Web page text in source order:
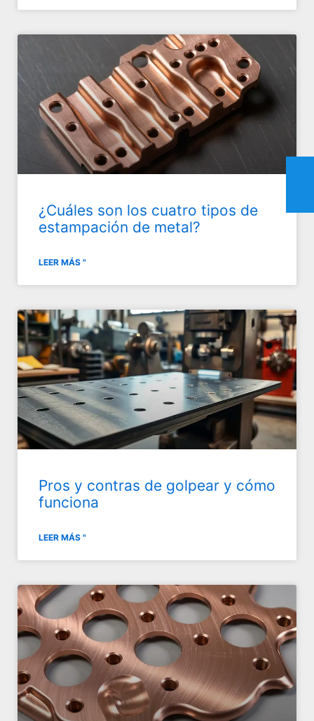
¿Cuáles son los cuatro tipos de
estampación de metal?
LEER MÁS "
Pros y contras de golpear y cómo
funciona
LEER MÁS "